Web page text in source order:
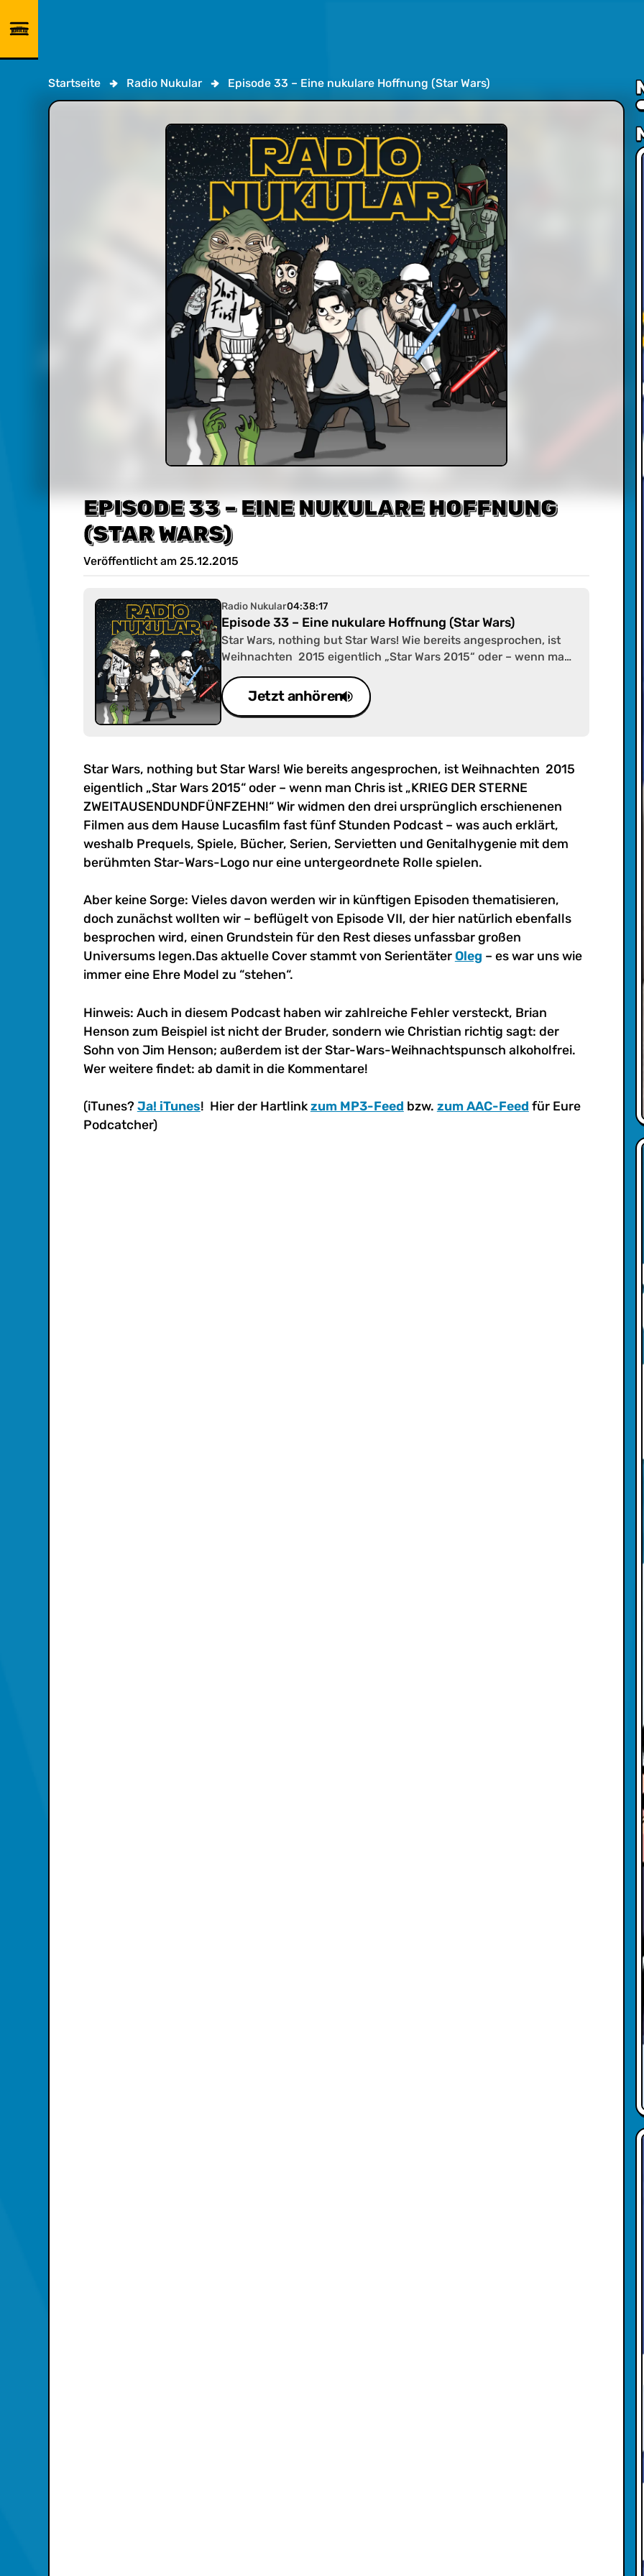
Startseite Radio Nukular Episode 33 – Eine nukulare Hoffnung (Star Wars)
EPISODE 33 – EINE NUKULARE HOFFNUNG
(STAR WARS)
Veröffentlicht am 25.12.2015
Radio Nukular04:38:17
Episode 33 – Eine nukulare Hoffnung (Star Wars)
Star Wars, nothing but Star Wars! Wie bereits angesprochen, ist
Weihnachten 2015 eigentlich „Star Wars 2015“ oder – wenn man
widmen den drei ursprünglich erschienenen Filmen aus dem
Hause Lucasfilm fast fünf Stunden Podcast – was auch erklärt,
weshalb Prequels, Spiele, Bücher, Serien, Servietten und
Jetzt anhören
Star Wars, nothing but Star Wars! Wie bereits angesprochen, ist Weihnachten 2015
eigentlich „Star Wars 2015“ oder – wenn man Chris ist „KRIEG DER STERNE
ZWEITAUSENDUNDFÜNFZEHN!“ Wir widmen den drei ursprünglich erschienenen
Filmen aus dem Hause Lucasfilm fast fünf Stunden Podcast – was auch erklärt,
weshalb Prequels, Spiele, Bücher, Serien, Servietten und Genitalhygenie mit dem
berühmten Star-Wars-Logo nur eine untergeordnete Rolle spielen.
Aber keine Sorge: Vieles davon werden wir in künftigen Episoden thematisieren,
doch zunächst wollten wir – beflügelt von Episode VII, der hier natürlich ebenfalls
besprochen wird, einen Grundstein für den Rest dieses unfassbar großen
Universums legen.Das aktuelle Cover stammt von SerientäterOleg – es war uns wie
immer eine Ehre Model zu “stehen“.
Hinweis: Auch in diesem Podcast haben wir zahlreiche Fehler versteckt, Brian
Henson zum Beispiel ist nicht der Bruder, sondern wie Christian richtig sagt: der
Sohn von Jim Henson; außerdem ist der Star-Wars-Weihnachtspunsch alkoholfrei.
Wer weitere findet: ab damit in die Kommentare!
(iTunes? Ja! iTunes! Hier der Hartlinkzum MP3-Feed bzw. zum AAC-Feed für Eure
Podcatcher)